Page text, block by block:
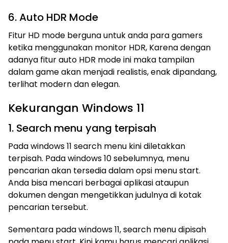
6. Auto HDR Mode
Fitur HD mode berguna untuk anda para gamers
ketika menggunakan monitor HDR, Karena dengan
adanya fitur auto HDR mode ini maka tampilan
dalam game akan menjadi realistis, enak dipandang,
terlihat modern dan elegan.
Kekurangan Windows 11
1. Search menu yang terpisah
Pada windows 11 search menu kini diletakkan
terpisah. Pada windows 10 sebelumnya, menu
pencarian akan tersedia dalam opsi menu start.
Anda bisa mencari berbagai aplikasi ataupun
dokumen dengan mengetikkan judulnya di kotak
pencarian tersebut.
Sementara pada windows 11, search menu dipisah